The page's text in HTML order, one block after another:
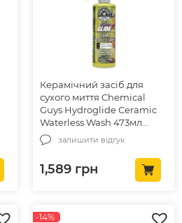
Керамічний засіб для
сухого миття Chemical
Guys Hydroglide Ceramic
Waterless Wash 473мл
(CWS214_16)
залишити відгук
1,589 грн
-14%